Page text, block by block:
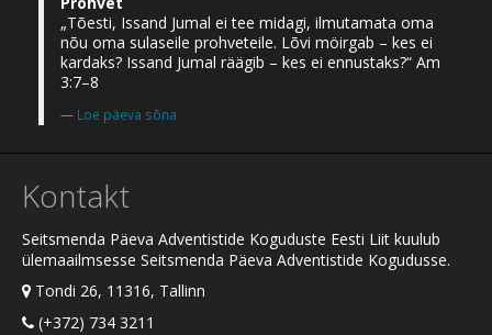
„Tõesti, Issand Jumal ei tee midagi, ilmutamata oma
nõu oma sulaseile prohveteile. Lõvi möirgab – kes ei
kardaks? Issand Jumal räägib – kes ei ennustaks?“ Am
3:7–8
Loe päeva sõna
Kontakt
Seitsmenda Päeva Adventistide Koguduste Eesti Liit kuulub
ülemaailmsesse Seitsmenda Päeva Adventistide Kogudusse.
Tondi 26, 11316, Tallinn
(+372) 734 3211